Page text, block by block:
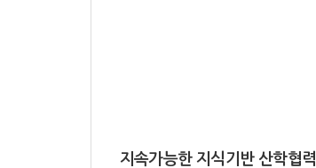
지속가능한 지식기반 산학협력